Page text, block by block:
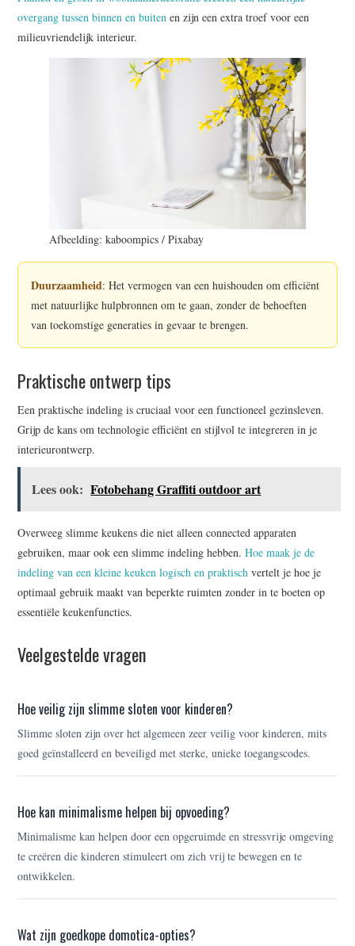
overgang tussen binnen en buiten en zijn een extra troef voor een
milieuvriendelijk interieur.
Afbeelding: kaboompics / Pixabay
Duurzaamheid: Het vermogen van een huishouden om efficiënt
met natuurlijke hulpbronnen om te gaan, zonder de behoeften
van toekomstige generaties in gevaar te brengen.
Praktische ontwerp tips
Een praktische indeling is cruciaal voor een functioneel gezinsleven.
Grijp de kans om technologie efficiënt en stijlvol te integreren in je
interieurontwerp.
Lees ook: Fotobehang Graffiti outdoor art
Overweeg slimme keukens die niet alleen connected apparaten
gebruiken, maar ook een slimme indeling hebben.Hoe maak je de
indeling van een kleine keuken logisch en praktisch vertelt je hoe je
optimaal gebruik maakt van beperkte ruimten zonder in te boeten op
essentiële keukenfuncties.
Veelgestelde vragen
Hoe veilig zijn slimme sloten voor kinderen?
Slimme sloten zijn over het algemeen zeer veilig voor kinderen, mits
goed geïnstalleerd en beveiligd met sterke, unieke toegangscodes.
Hoe kan minimalisme helpen bij opvoeding?
Minimalisme kan helpen door een opgeruimde en stressvrije omgeving
te creëren die kinderen stimuleert om zich vrij te bewegen en te
ontwikkelen.
Wat zijn goedkope domotica-opties?